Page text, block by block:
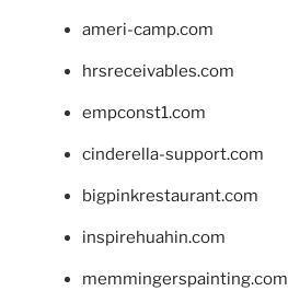
ameri-camp.com
hrsreceivables.com
empconst1.com
cinderella-support.com
bigpinkrestaurant.com
inspirehuahin.com
memmingerspainting.com